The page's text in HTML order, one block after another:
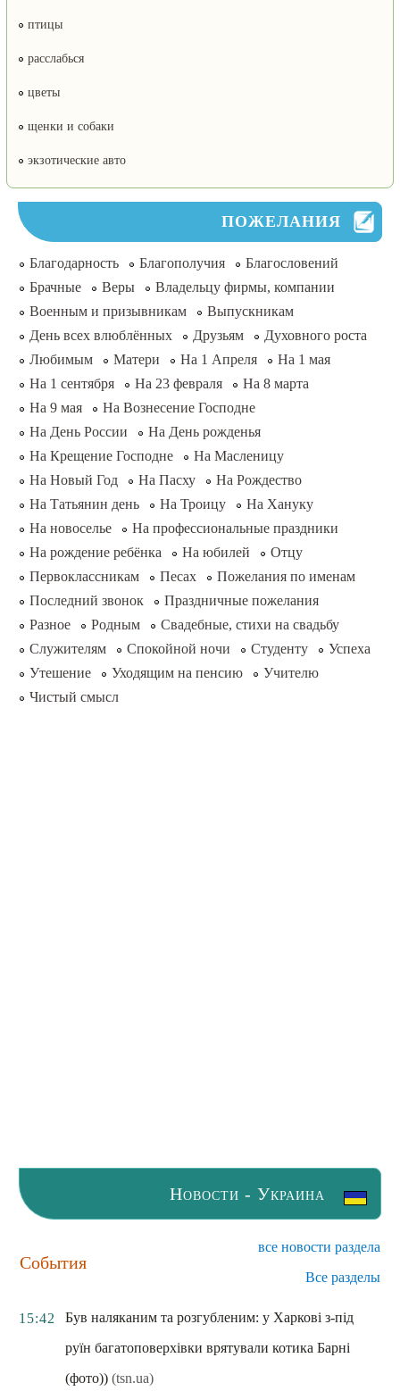
птицы
расслабься
цветы
щенки и собаки
экзотические авто
ПОЖЕЛАНИЯ
Благодарность Благополучия
Благословений
Брачные
Веры
Владельцу фирмы, компании
Военным и призывникам
Выпускникам
День всех влюблённых
Друзьям
Духовного роста
Любимым
Матери На 1 Апреля
На 1 мая
На 1 сентября
На 23 февраля
На 8 марта
На 9 мая
На Вознесение Господне
На День России
На День рожденья
На Крещение Господне
На Масленицу
На Новый Год
На Пасху
На Рождество
На Татьянин день
На Троицу
На Хануку
На новоселье
На профессиональные праздники
На рождение ребёнка
На юбилей
Отцу
Первоклассникам
Песах
Пожелания по именам
Последний звонок
Праздничные пожелания
Разное
Родным
Свадебные, стихи на свадьбу
Служителям
Спокойной ночи Студенту
Успеха
Утешение
Уходящим на пенсию
Учителю
Чистый смысл
Новости - Украина
События
все новости раздела
Все разделы
15:42
Був наляканим та розгубленим: у Харкові з-під
руїн багатоповерхівки врятували котика Барні
(фото)) (tsn.ua)